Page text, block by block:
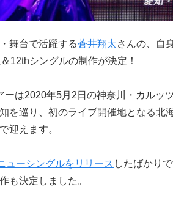
舞台で活躍する蒼井翔太さんの、自
12thシングルの制作が決定！
ーは2020年5月2日の神奈川・カルッ
を巡り、初のライブ開催地となる北
迎えます。
ューシングルをリリース したばかり
も決定しました。